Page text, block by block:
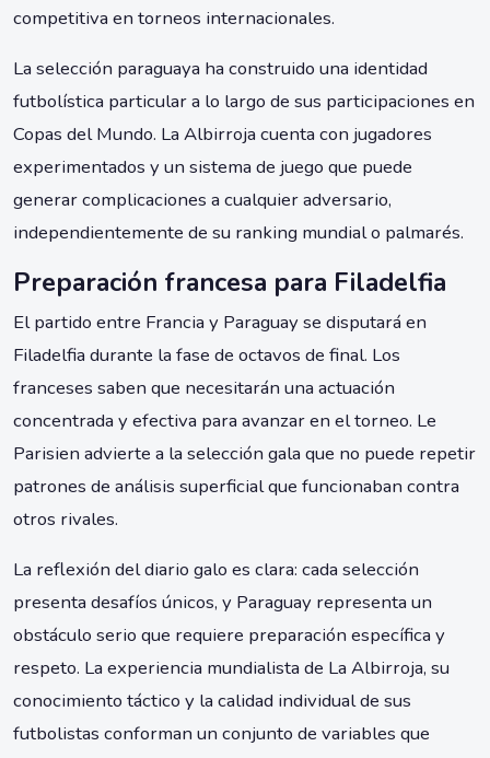
competitiva en torneos internacionales.
La selección paraguaya ha construido una identidad
futbolística particular a lo largo de sus participaciones en
Copas del Mundo. La Albirroja cuenta con jugadores
experimentados y un sistema de juego que puede
generar complicaciones a cualquier adversario,
independientemente de su ranking mundial o palmarés.
Preparación francesa para Filadelfia
El partido entre Francia y Paraguay se disputará en
Filadelfia durante la fase de octavos de final. Los
franceses saben que necesitarán una actuación
concentrada y efectiva para avanzar en el torneo. Le
Parisien advierte a la selección gala que no puede repetir
patrones de análisis superficial que funcionaban contra
otros rivales.
La reflexión del diario galo es clara: cada selección
presenta desafíos únicos, y Paraguay representa un
obstáculo serio que requiere preparación específica y
respeto. La experiencia mundialista de La Albirroja, su
conocimiento táctico y la calidad individual de sus
futbolistas conforman un conjunto de variables que